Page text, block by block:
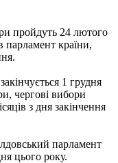
пройдуть 24 лютого
парламент країни,
1 грудня
чергові вибори
з дня закінчення
парламент
цього року.